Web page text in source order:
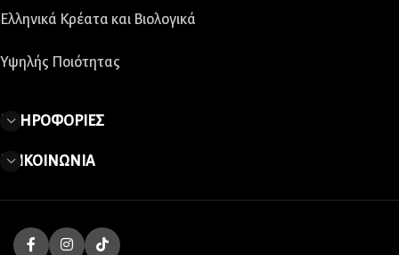
Ελληνικά Κρέατα και Βιολογικά
Υψηλής Ποιότητας
ΠΛΗΡΟΦΟΡΙΕΣ
ΕΠΙΚΟΙΝΩΝΙΑ
Kyriakakis Meat